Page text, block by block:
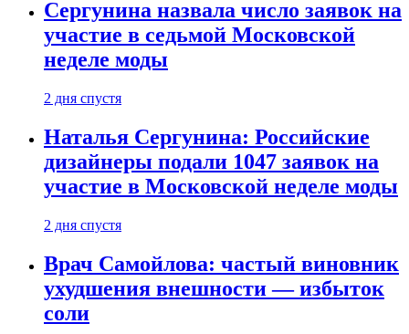
Сергунина назвала число заявок на
участие в седьмой Московской
неделе моды
2 дня спустя
Наталья Сергунина: Российские
дизайнеры подали 1047 заявок на
участие в Московской неделе моды
2 дня спустя
Врач Самойлова: частый виновник
ухудшения внешности — избыток
соли